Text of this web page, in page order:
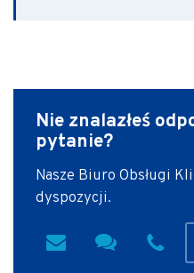
Nie znalazłeś
pytanie?
Nasze Biuro Obsługi
dyspozycji.